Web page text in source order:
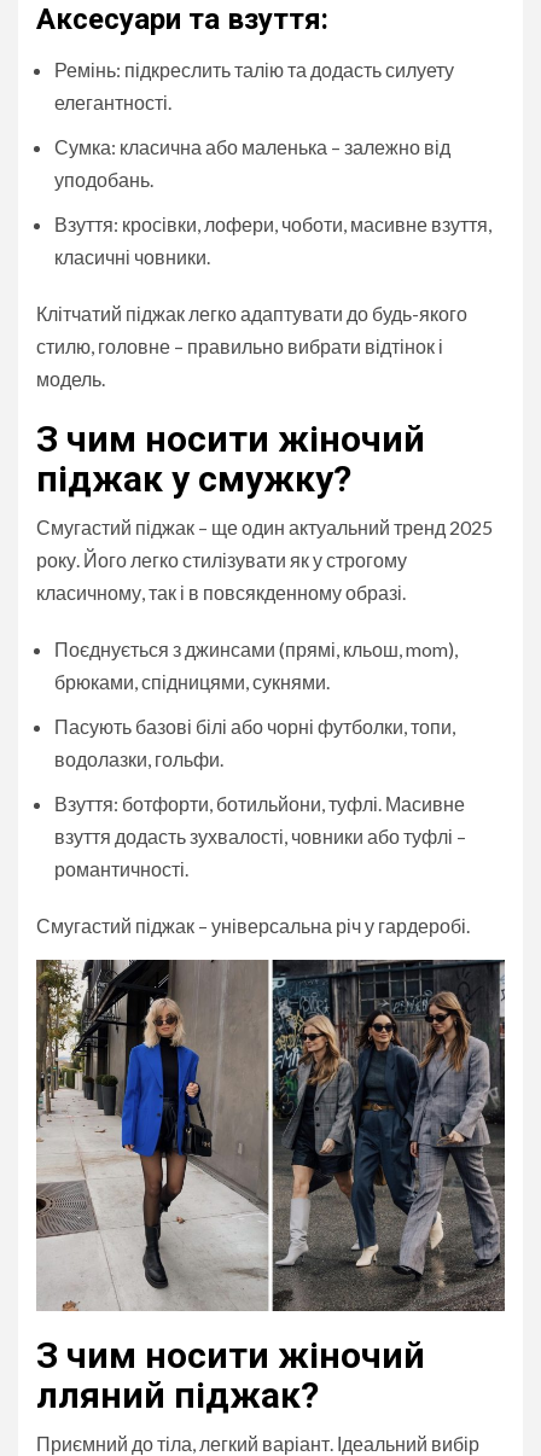
Аксесуари та взуття:
Ремінь: підкреслить талію та додасть силуету
елегантності.
Сумка: класична або маленька – залежно від
уподобань.
Взуття: кросівки, лофери, чоботи, масивне взуття,
класичні човники.
Клітчатий піджак легко адаптувати до будь-якого
стилю, головне – правильно вибрати відтінок і
модель.
З чим носити жіночий
піджак у смужку?
Смугастий піджак – ще один актуальний тренд 2025
року. Його легко стилізувати як у строгому
класичному, так і в повсякденному образі.
Поєднується з джинсами (прямі, кльош, mom),
брюками, спідницями, сукнями.
Пасують базові білі або чорні футболки, топи,
водолазки, гольфи.
Взуття: ботфорти, ботильйони, туфлі. Масивне
взуття додасть зухвалості, човники або туфлі –
романтичності.
Смугастий піджак – універсальна річ у гардеробі.
З чим носити жіночий
лляний піджак?
Приємний до тіла, легкий варіант. Ідеальний вибір